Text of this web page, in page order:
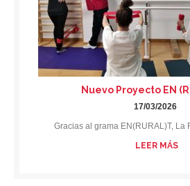
Nuevo Proyecto EN
17/03/2026
Gracias al grama EN(RURAL)T, La
LEER MÁS